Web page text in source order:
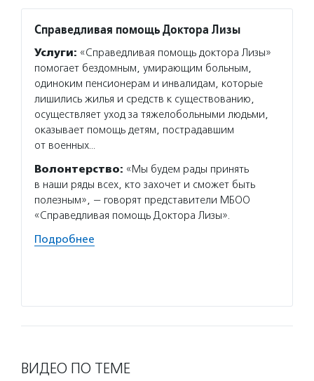
Справедливая помощь Доктора Лизы
Услуги: «Справедливая помощь доктора Лизы»
помогает бездомным, умирающим больным,
одиноким пенсионерам и инвалидам, которые
лишились жилья и средств к существованию,
осуществляет уход за тяжелобольными людьми,
оказывает помощь детям, пострадавшим
от военных…
Волонтерство: «Мы будем рады принять
в наши ряды всех, кто захочет и сможет быть
полезным», — говорят представители МБОО
«Справедливая помощь Доктора Лизы».
Подробнее
ВИДЕО ПО ТЕМЕ